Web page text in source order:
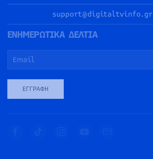
support@digitaltvinfo.gr
ΕΝΗΜΕΡΩΤΙΚΑ ΔΕΛΤΙΑ
ΕΓΓΡΑΦΉ